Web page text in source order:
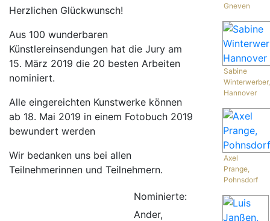
Herzlichen Glückwunsch!
Aus 100 wunderbaren
Künstlereinsendungen hat die Jury am
15. März 2019 die 20 besten Arbeiten
nominiert.
Alle eingereichten Kunstwerke können
ab 18. Mai 2019 in einem Fotobuch 2019
bewundert werden
Wir bedanken uns bei allen
Teilnehmerinnen und Teilnehmern.
Nominierte:
Ander,
Gneven
Sabine
Winterwerber,
Hannover
Axel
Prange,
Pohnsdorf